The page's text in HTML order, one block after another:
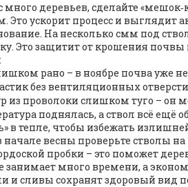
много деревьев, сделайте
Это ускорит процесс и выглядит
На несколько смм под
Это защитит от крошения
рано – в ноябре почва уже не
без вентиляционных
из проволоки слишком туго – он
поднялась, а ствол всё ещё
в тепле, чтобы избежать
начале весны проверьте стволы
пробки – это поможет
занимает много времени, а
и сливы сохранят здоровый вид